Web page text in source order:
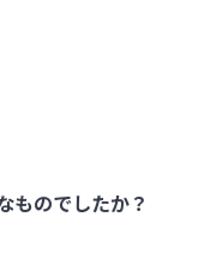
ものでしたか？